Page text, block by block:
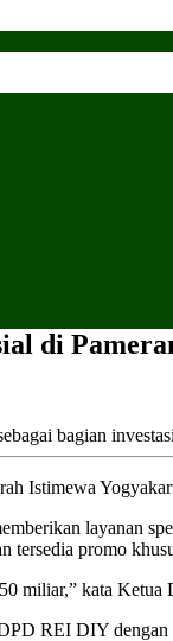
di
bagian
Istimewa
layanan
promo
miliar,” kata
REI DIY